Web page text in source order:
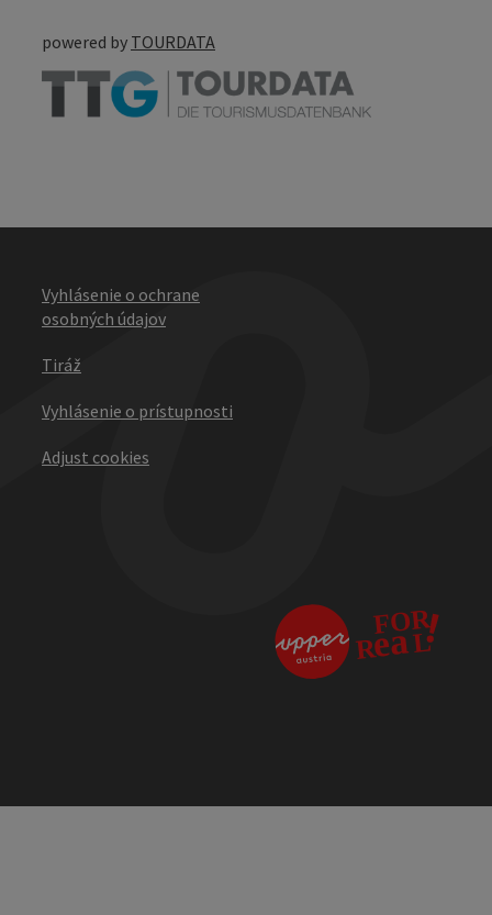
powered by TOURDATA
Vyhlásenie o ochrane
osobných údajov
Tiráž
Vyhlásenie o prístupnosti
Adjust cookies